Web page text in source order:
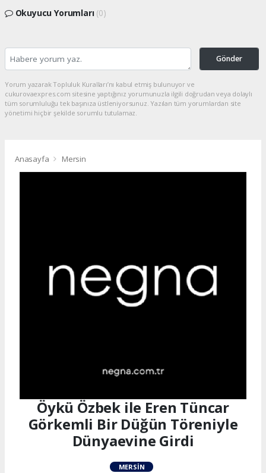
Okuyucu Yorumları (0)
Gönder
Yorum yazarak Topluluk Kuralları’nı kabul etmiş bulunuyor ve
cukurovaexpres.com sitesine yaptığınız yorumunuzla ilgili doğrudan veya dolaylı
tüm sorumluluğu tek başınıza üstleniyorsunuz. Yazılan tüm yorumlardan site
yönetimi hiçbir şekilde sorumlu tutulamaz.
Anasayfa Mersin
Öykü Özbek ile Eren Tüncar
Görkemli Bir Düğün Töreniyle
Dünyaevine Girdi
MERSIN